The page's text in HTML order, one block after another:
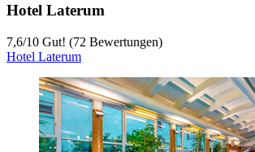
Hotel Laterum
7,6/10 Gut! (72 Bewertungen)
Hotel Laterum